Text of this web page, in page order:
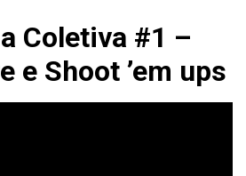
Coletiva #1 –
e Shoot ’em ups